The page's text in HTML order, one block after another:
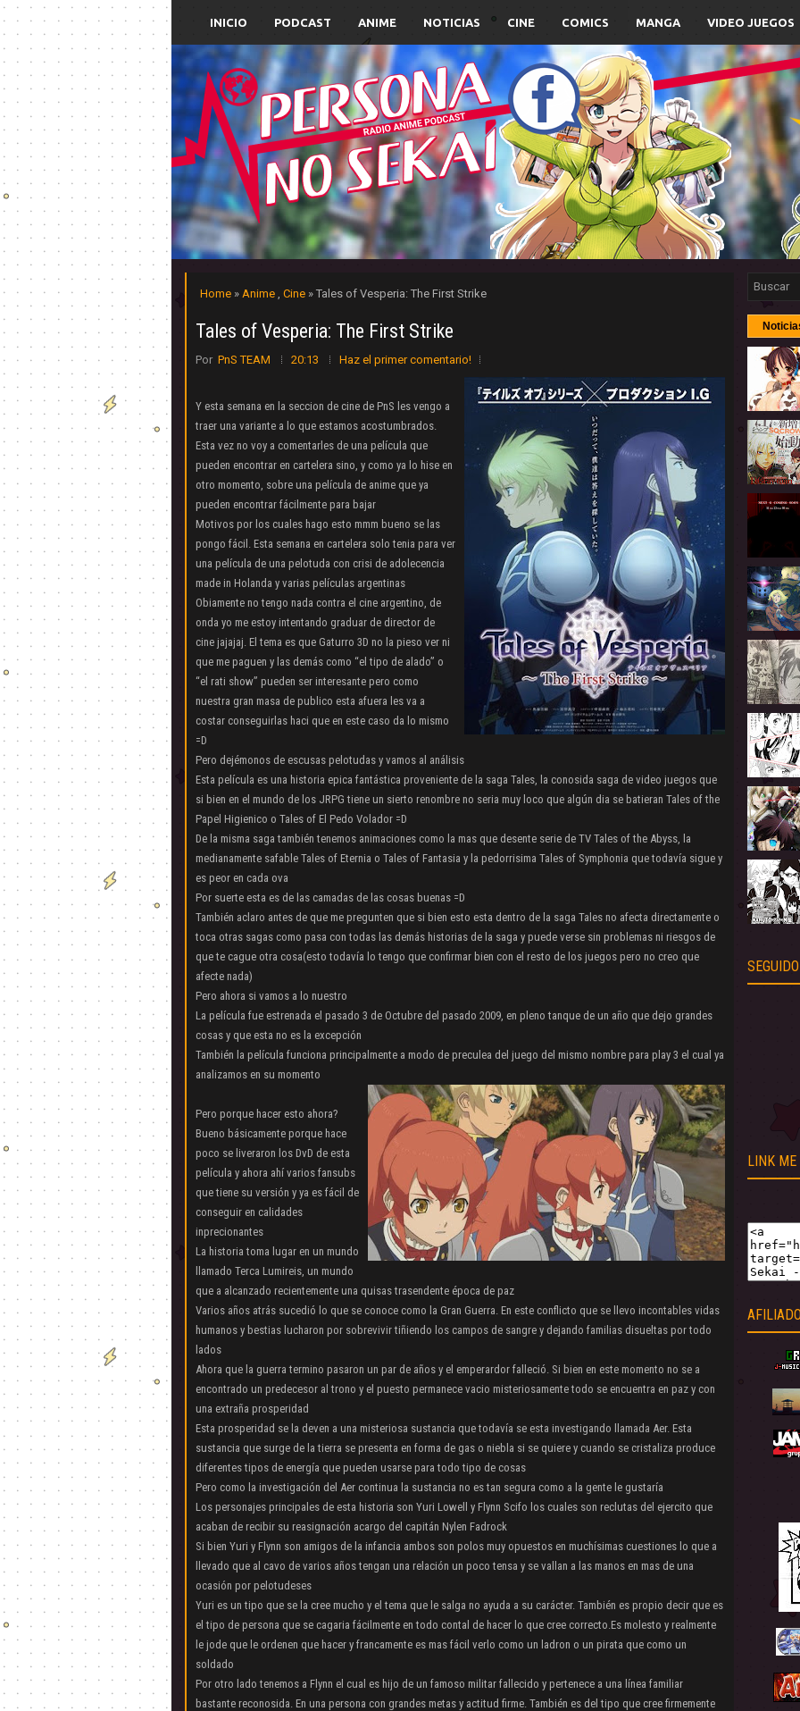
INICIO PODCAST ANIME NOTICIAS CINE COMICS MANGA VIDEO JUEGOS
Home » Anime , Cine » Tales of Vesperia: The First Strike
Tales of Vesperia: The First Strike
Por PnS TEAM 20:13 Haz el primer comentario!
Y esta semana en la seccion de cine de PnS les vengo a
traer una variante a lo que estamos acostumbrados.
Esta vez no voy a comentarles de una película que
pueden encontrar en cartelera sino, y como ya lo hise en
otro momento, sobre una película de anime que ya
pueden encontrar fácilmente para bajar
Motivos por los cuales hago esto mmm bueno se las
pongo fácil. Esta semana en cartelera solo tenia para ver
una película de una pelotuda con crisi de adolecencia
made in Holanda y varias películas argentinas
Obiamente no tengo nada contra el cine argentino, de
onda yo me estoy intentando graduar de director de
cine jajajaj. El tema es que Gaturro 3D no la pieso ver ni
que me paguen y las demás como “el tipo de alado” o
“el rati show” pueden ser interesante pero como
nuestra gran masa de publico esta afuera les va a
costar conseguirlas haci que en este caso da lo mismo
=D
Pero dejémonos de escusas pelotudas y vamos al análisis
Esta película es una historia epica fantástica proveniente de la saga Tales, la conosida saga de video juegos que
si bien en el mundo de los JRPG tiene un sierto renombre no seria muy loco que algún dia se batieran Tales of the
Papel Higienico o Tales of El Pedo Volador =D
De la misma saga también tenemos animaciones como la mas que desente serie de TV Tales of the Abyss, la
medianamente safable Tales of Eternia o Tales of Fantasia y la pedorrisima Tales of Symphonia que todavía sigue y
es peor en cada ova
Por suerte esta es de las camadas de las cosas buenas =D
También aclaro antes de que me pregunten que si bien esto esta dentro de la saga Tales no afecta directamente o
toca otras sagas como pasa con todas las demás historias de la saga y puede verse sin problemas ni riesgos de
que te cague otra cosa(esto todavía lo tengo que confirmar bien con el resto de los juegos pero no creo que
afecte nada)
Pero ahora si vamos a lo nuestro
La película fue estrenada el pasado 3 de Octubre del pasado 2009, en pleno tanque de un año que dejo grandes
cosas y que esta no es la excepción
También la película funciona principalmente a modo de preculea del juego del mismo nombre para play 3 el cual ya
analizamos en su momento
Pero porque hacer esto ahora?
Bueno básicamente porque hace
poco se liveraron los DvD de esta
película y ahora ahí varios fansubs
que tiene su versión y ya es fácil de
conseguir en calidades
inprecionantes
La historia toma lugar en un mundo
llamado Terca Lumireis, un mundo
que a alcanzado recientemente una quisas trasendente época de paz
Varios años atrás sucedió lo que se conoce como la Gran Guerra. En este conflicto que se llevo incontables vidas
humanos y bestias lucharon por sobrevivir tiñiendo los campos de sangre y dejando familias disueltas por todo
lados
Ahora que la guerra termino pasaron un par de años y el emperardor falleció. Si bien en este momento no se a
encontrado un predecesor al trono y el puesto permanece vacio misteriosamente todo se encuentra en paz y con
una extraña prosperidad
Esta prosperidad se la deven a una misteriosa sustancia que todavía se esta investigando llamada Aer. Esta
sustancia que surge de la tierra se presenta en forma de gas o niebla si se quiere y cuando se cristaliza produce
diferentes tipos de energía que pueden usarse para todo tipo de cosas
Pero como la investigación del Aer continua la sustancia no es tan segura como a la gente le gustaría
Los personajes principales de esta historia son Yuri Lowell y Flynn Scifo los cuales son reclutas del ejercito que
acaban de recibir su reasignación acargo del capitán Nylen Fadrock
Si bien Yuri y Flynn son amigos de la infancia ambos son polos muy opuestos en muchísimas cuestiones lo que a
llevado que al cavo de varios años tengan una relación un poco tensa y se vallan a las manos en mas de una
ocasión por pelotudeses
Yuri es un tipo que se la cree mucho y el tema que le salga no ayuda a su carácter. También es propio decir que es
el tipo de persona que se cagaria fácilmente en todo contal de hacer lo que cree correcto.Es molesto y realmente
le jode que le ordenen que hacer y francamente es mas fácil verlo como un ladron o un pirata que como un
soldado
Por otro lado tenemos a Flynn el cual es hijo de un famoso militar fallecido y pertenece a una línea familiar
bastante reconosida. En una persona con grandes metas y actitud firme. También es del tipo que cree firmemente
LINK ME